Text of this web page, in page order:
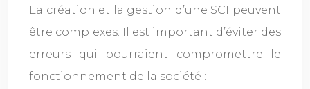
La création et la gestion d’une SCI peuvent
être complexes. Il est important d’éviter des
erreurs qui pourraient compromettre le
fonctionnement de la société :